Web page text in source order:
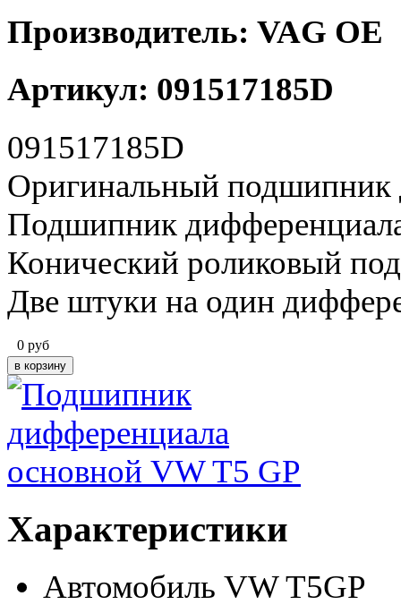
Производитель: VAG OE
Артикул: 091517185D
091517185D
Оригинальный подшипник
Подшипник
Конический роликовый
Две штуки на один
0 руб
Характеристики
Автомобиль VW T5GP